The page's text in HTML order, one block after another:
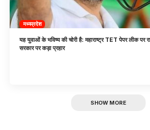
मध्यप्रदेश
यह युवाओं के भविष्य की चोरी है: महाराष्ट्र TET पेपर लीक पर
सरकार पर कड़ा प्रहार
SHOW MORE